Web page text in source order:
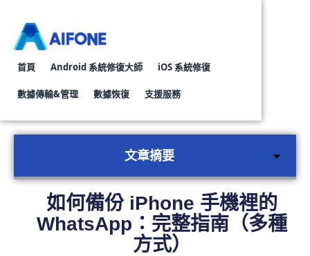
首頁 Android 系統修復大師 iOS 系統修復
數據傳輸&管理 數據恢復 支援服務
Whatsapp轉移對話工具Android資料復原工具iPhone資料復
文章摘要
如何備份 iPhone 手機裡的
WhatsApp：完整指南（多種
方式）